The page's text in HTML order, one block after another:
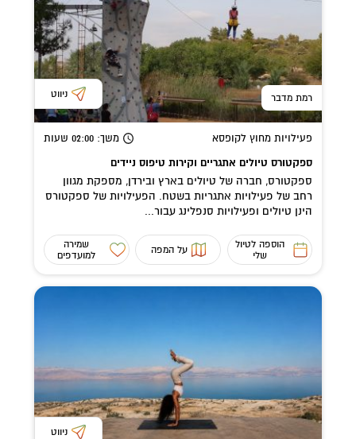
רמת מדבר ניווט
פעילויות מחוץ לקופסא משך: 02:00 שעות
ספקטורס טיולים אתגריים וקירות טיפוס ניידים
ספקטורס, חברה של טיולים בארץ ובירדן, מספקת מגוון
רחב של פעילויות אתגריות בשטח. הפעילויות של ספקטורס
הינן טיולים ופעילויות סנפלינג עבור...
הוספה לטיול
שלי
על המפה
שמירה
למועדפים
ניווט